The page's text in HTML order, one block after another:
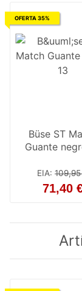
OFERTA 35%
Büse ST
Guante
EIA:
71,40